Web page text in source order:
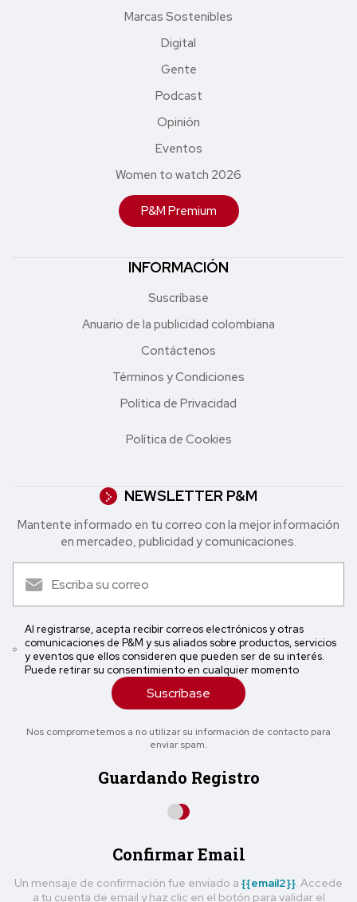
Marcas Sostenibles
Digital
Gente
Podcast
Opinión
Eventos
Women to watch 2026
P&M Premium
INFORMACIÓN
Suscríbase
Anuario de la publicidad colombiana
Contáctenos
Términos y Condiciones
Política de Privacidad
Política de Cookies
NEWSLETTER P&M
Mantente informado en tu correo con la mejor in formación
en mercadeo, publicidad y comunicaciones.
Al registrarse, acepta recibir correos electrónicos y otras
comunicaciones de P&M y sus aliados sobre productos, servicios
y eventos que ellos consideren que pueden ser de su interés.
Puede retirar su consentimiento en cualquier momento
Suscríbase
Nos comprometemos a no utilizar su información de contacto para
enviar spam.
Guardando Registro
Confirmar Email
Un mensaje de confirmación fue enviado a {{email2}}. Accede
a tu cuenta de email y haz clic en el botón para validar el